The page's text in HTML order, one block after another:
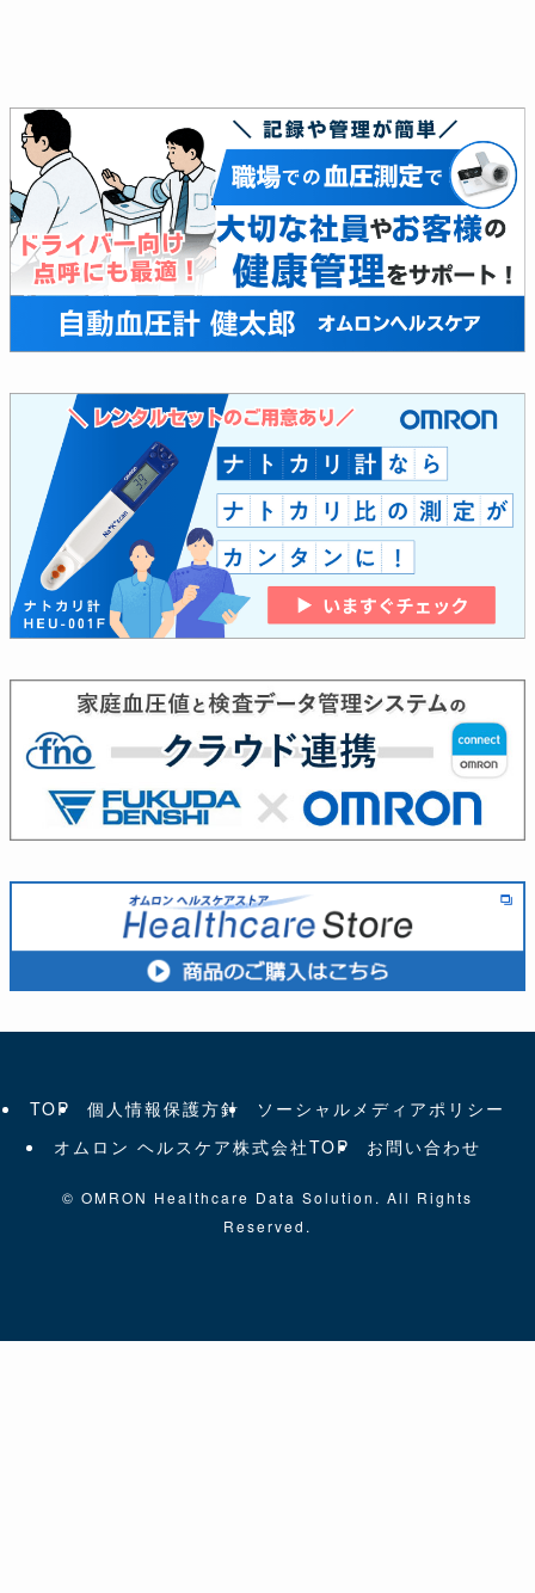
TOP 個人情報保護方針
ソーシャルメディアポリシー
オムロン ヘルスケア株式会社TOP
お問い合わせ
© OMRON Healthcare Data Solution. All Rights
Reserved.